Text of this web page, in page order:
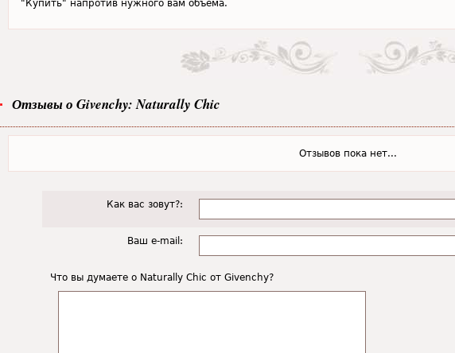
"Купить" напротив нужного вам объема.
Отзывы о Givenchy: Naturally Chic
Отзывов пока нет...
Как вас зовут?:
Ваш e-mail:
Что вы думаете о Naturally Chic от Givenchy?